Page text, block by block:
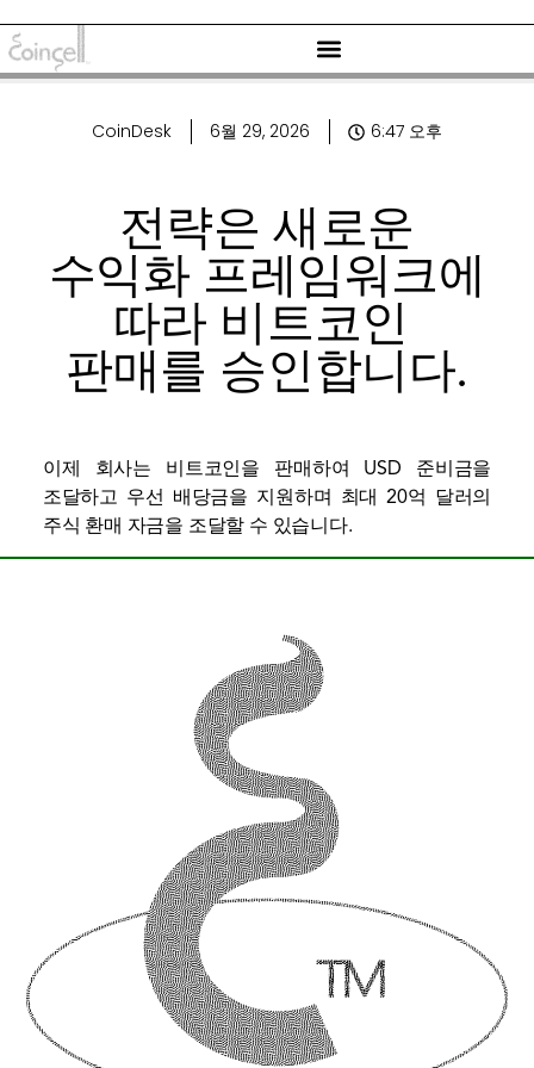
CoinDesk 6월 29, 2026 6:47 오후
전략은 새로운
수익화 프레임워크에
따라 비트코인 ​​
판매를 승인합니다.
이제 회사는 비트코인을 판매하여 USD 준비금을
조달하고 우선 배당금을 지원하며 최대 20억 달러의
주식 환매 자금을 조달할 수 있습니다.